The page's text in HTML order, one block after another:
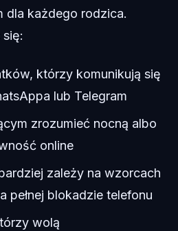
dla każdego rodzica.
którzy komunikują się
lub Telegram
zrozumieć nocną albo
online
zależy na wzorcach
pełnej blokadzie telefonu
wolą